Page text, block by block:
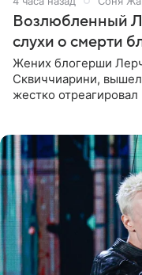
Возлюбленный
слухи о смерти
Жених блогерши
Сквиччиарини,
жестко